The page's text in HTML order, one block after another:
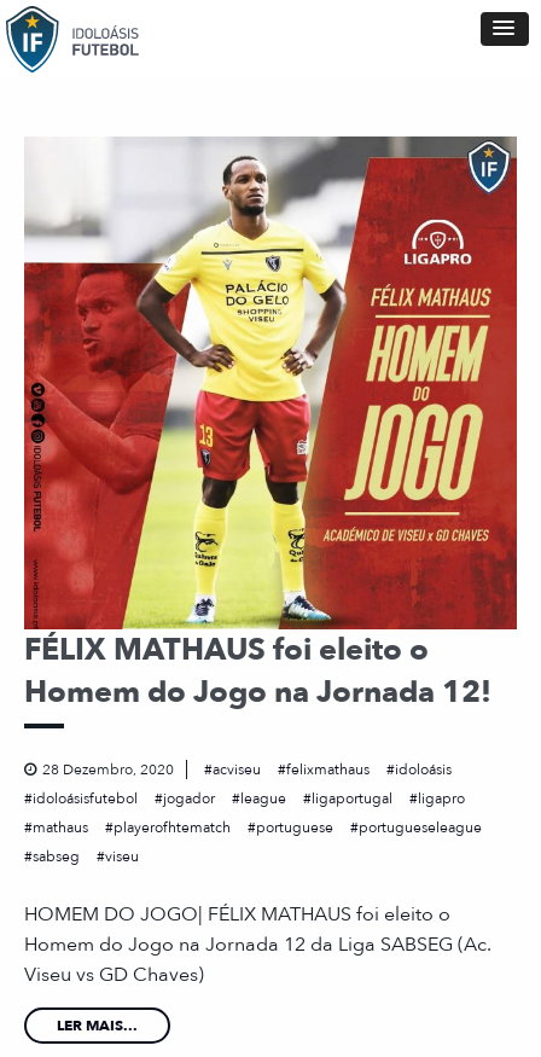
FÉLIX MATHAUS foi eleito o
Homem do Jogo na Jornada 12!
28 Dezembro, 2020 acviseu felixmathaus
idoloásis
idoloásisfutebol
jogador league ligaportugal
ligapro
mathaus
playerofhtematch portuguese
portugueseleague
sabseg
viseu
HOMEM DO JOGO| FÉLIX MATHAUS foi eleito o
Homem do Jogo na Jornada 12 da Liga SABSEG (Ac.
Viseu vs GD Chaves)
LER MAIS...